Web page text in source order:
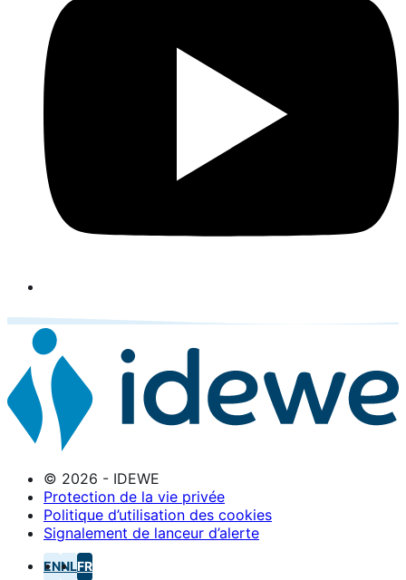
© 2026 - IDEWE
Protection de la vie privée
Politique d’utilisation des cookies
Signalement de lanceur d’alerte
ENNLFR